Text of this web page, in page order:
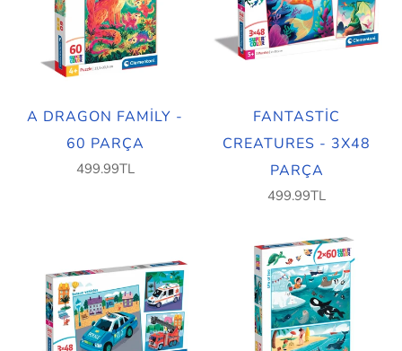
A DRAGON FAMILY -
60 PARÇA
499.99TL
FANTASTIC
CREATURES - 3X48
PARÇA
499.99TL